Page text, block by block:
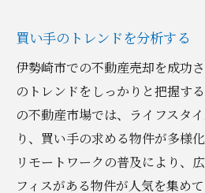
買い手のトレンドを分析する
伊勢崎市での不動産売却を成功
のトレンドをしっかりと把握す
の不動産市場では、ライフスタ
り、買い手の求める物件が多様
リモートワークの普及により、
フィスがある物件が人気を集め